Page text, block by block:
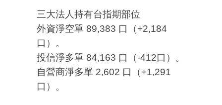
三大法人持有台指期部位
外資淨空單 89,383 口（+2,184
口）。
投信淨多單 84,163 口（-412口）。
自營商淨多單 2,602 口（+1,291
口）。